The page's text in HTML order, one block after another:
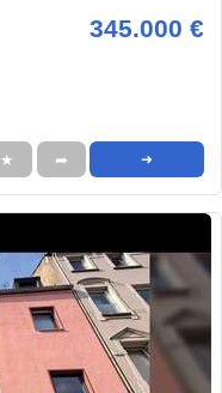
345.000 €
★ ➦ ➜